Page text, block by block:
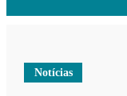
Notícias